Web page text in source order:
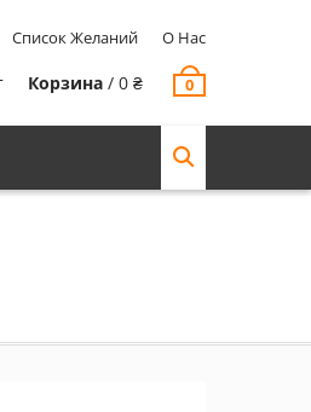
Список Желаний О Нас
Корзина / 0 ₴ 0